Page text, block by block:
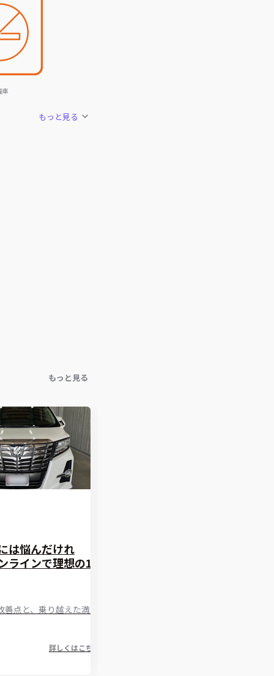
車
もっと見る
もっと見る
は悩んだけれ
ラインで理想の1
点と、乗り越えた満足
詳しくはこちら